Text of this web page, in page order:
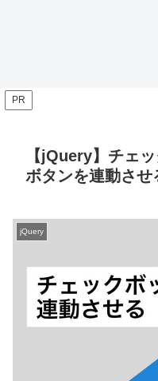
PR
【jQuery】チェ
ボタンを連動させ
jQuery